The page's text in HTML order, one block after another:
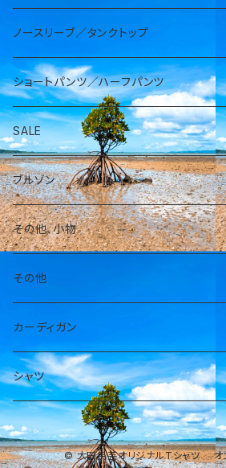
ノースリーブ／タンクトップ
ショートパンツ／ハーフパンツ
SALE
パーカー
ブルゾン
その他、小物
その他
カーディガン
シャツ
© 大田民芸オリジナルTシャツ オ